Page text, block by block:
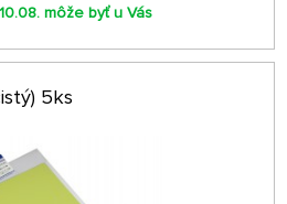
môže byť u Vás
5ks